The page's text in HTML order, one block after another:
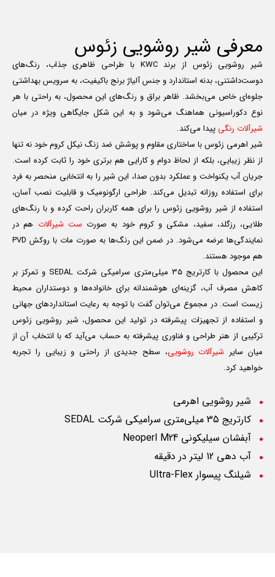
معرفی شیر روشویی زئوس
شیر روشویی زئوس از برند KWC با طراحی ظاهری جذاب، رنگ‌های
دوست‌داشتنی، بدنه استاندارد و جنس آلیاژ برنج باکیفیت، به سرویس بهداشتی
جلوه‌ای خاص می‌بخشد. ظاهر براق و رنگ‌های این محصول، به راحتی با هر
نوع دکوراسیونی هماهنگ می‌شود و به این شکل جایگاهی ویژه در میان
شیرآلات رنگی پیدا می‌کند.
شیر اهرمی زئوس با ساختاری مقاوم و پوشش ضد زنگ نیکل کروم خود نه تنها
از نظر زیبایی، بلکه از لحاظ دوام و کارایی هم برتری خود را ثابت کرده است.
جریان آب یکنواخت و عملکرد بدون صدا، این شیر را به انتخابی منحصر به فرد
برای استفاده روزانه تبدیل می‌کند. طراحی ارگونومیک و قابلیت نصب آسان،
استفاده از شیر روشویی زئوس را برای همه کاربران راحت کرده و با رنگ‌های
طلایی، رزگلد، سفید، مشکی و کروم خود به صورت ست شیرآلات هم در
نمایندگی‌ها عرضه می‌شود. در ضمن این رنگ‌ها به صورت مات با روکش PVD
هم موجود هستند.
این محصول با کارتریج 35 میلی‌متری سرامیکی شرکت SEDAL و تمرکز بر
کاهش مصرف آب، گزینه‌ای هوشمندانه برای خانواده‌ها و دوستداران محیط
زیست است. در مجموع می‌توان گفت با توجه به رعایت استانداردهای جهانی
و استفاده از تجهیزات پیشرفته در تولید این محصول، شیر روشویی زئوس
ترکیبی از هنر طراحی و فناوری پیشرفته به حساب می‌آید که با انتخاب آن از
میان سایر شیرآلات روشویی، سطح جدیدی از راحتی و زیبایی را تجربه
خواهید کرد.
شیر روشویی اهرمی
کارتریج 35 میلی‌متری سرامیکی شرکت
SEDAL
آبفشان سیلیکونی Neoperl M24
آب دهی 12 لیتر در دقیقه
شیلنگ پیسوار Ultra-Flex